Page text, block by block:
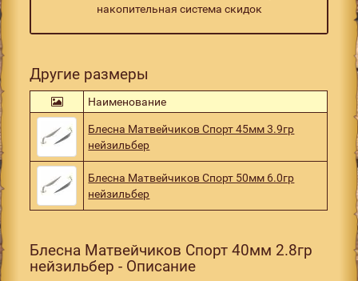
накопительная система скидок
Другие размеры
Наименование
Блесна Матвейчиков Спорт 45мм 3.9гр
нейзильбер
Блесна Матвейчиков Спорт 50мм 6.0гр
нейзильбер
Блесна Матвейчиков Спорт 40мм 2.8гр
нейзильбер - Описание